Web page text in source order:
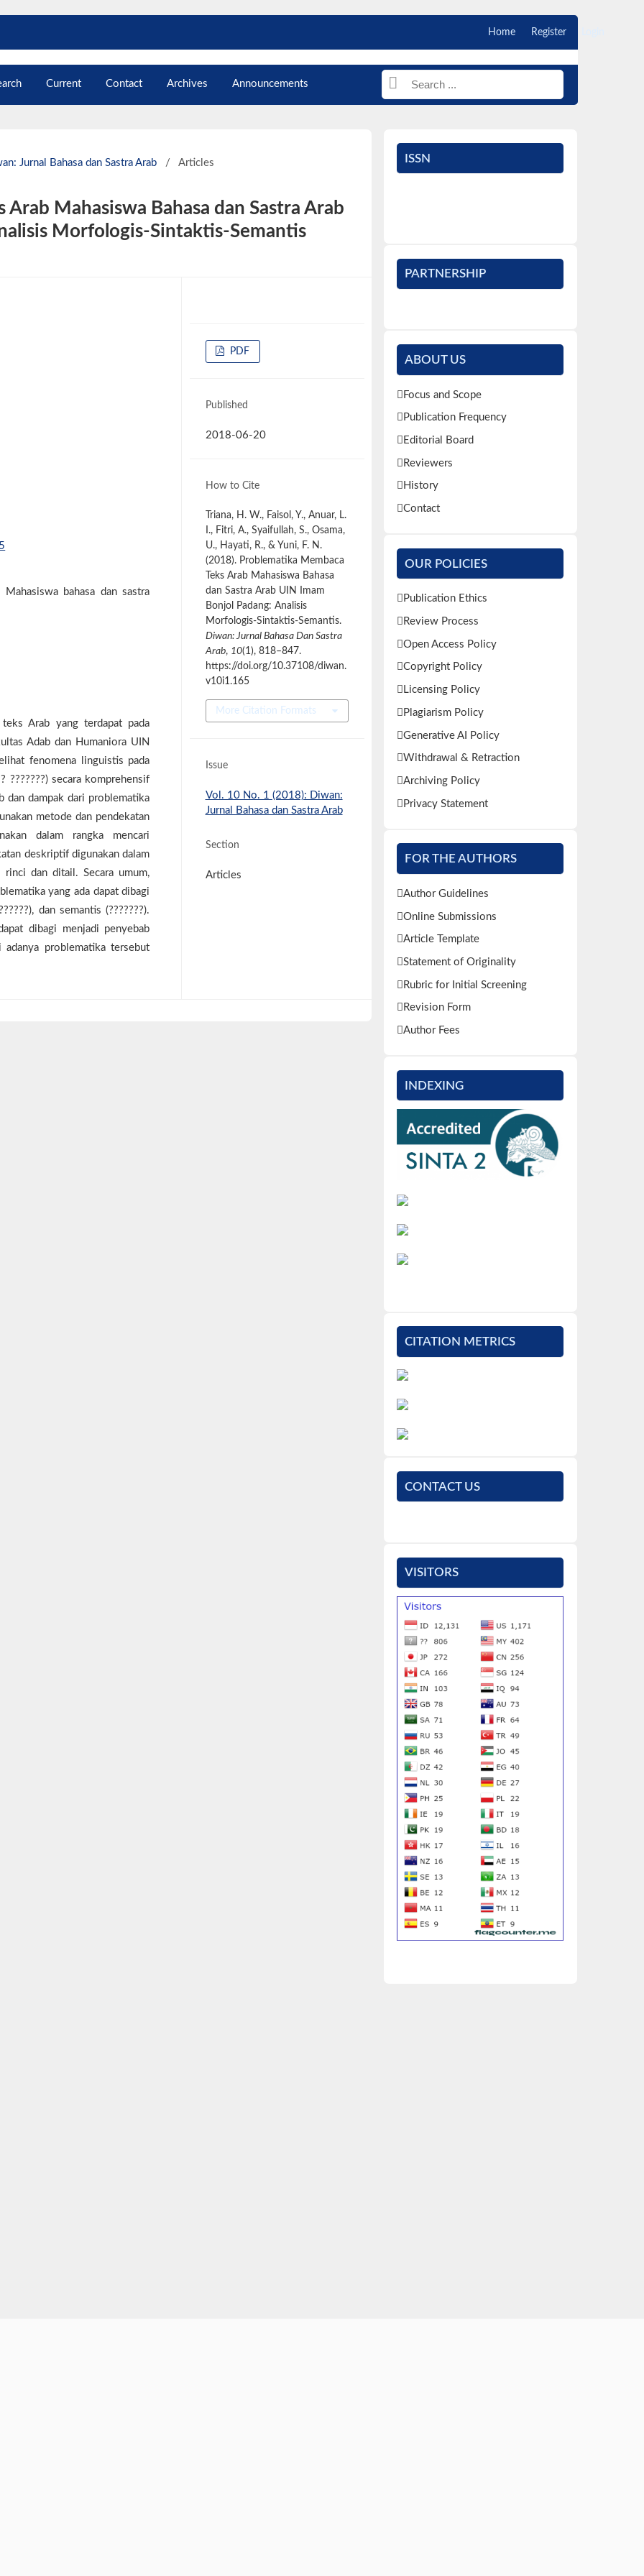
Home Register
Current Contact Archives Announcements
Jurnal Bahasa dan Sastra Arab / Articles
Mahasiswa Bahasa dan Sastra Arab
Morfologis-Sintaktis-Semantis
bahasa dan sastra
Arab yang terdapat pada
Adab dan Humaniora UIN
fenomena linguistis pada
???????) secara komprehensif
dan dampak dari problematika
metode dan pendekatan
dalam rangka mencari
deskriptif digunakan dalam
rinci dan ditail. Secara umum,
yang ada dapat dibagi
dan semantis (???????).
dibagi menjadi penyebab
adanya problematika tersebut
PDF
Published
2018-06-20
How to Cite
Triana, H. W., Faisol, Y., Anuar, L.
I., Fitri, A., Syaifullah, S., Osama,
U., Hayati, R., & Yuni, F. N.
(2018). Problematika Membaca
Teks Arab Mahasiswa Bahasa
dan Sastra Arab UIN Imam
Bonjol Padang: Analisis
Morfologis-Sintaktis-Semantis.
Diwan: Jurnal Bahasa Dan Sastra
Arab, 10(1), 818–847.
https://doi.org/10.37108/diwan.
v10i1.165
More Citation Formats
Issue
Vol. 10 No. 1 (2018): Diwan:
Jurnal Bahasa dan Sastra Arab
Section
Articles
ISSN
PARTNERSHIP
ABOUT US
Focus and Scope
Publication Frequency
Editorial Board
Reviewers
History
Contact
OUR POLICIES
Publication Ethics
Review Process
Open Access Policy
Copyright Policy
Licensing Policy
Plagiarism Policy
Generative AI Policy
Withdrawal & Retraction
Archiving Policy
Privacy Statement
FOR THE AUTHORS
Author Guidelines
Online Submissions
Article Template
Statement of Originality
Rubric for Initial Screening
Revision Form
Author Fees
INDEXING
CITATION METRICS
CONTACT US
VISITORS